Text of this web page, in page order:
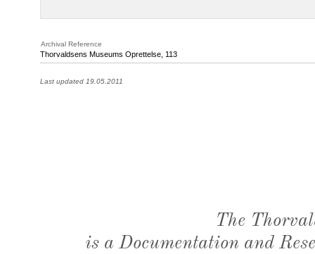
Archival Reference
Thorvaldsens Museums Oprettelse, 113
Last updated 19.05.2011
The
is a Documentation and